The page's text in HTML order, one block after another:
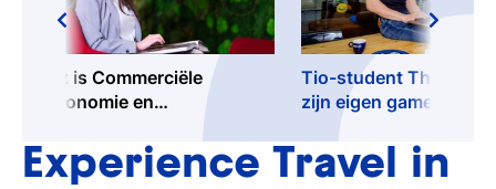
Dit is Commerciële
Economie en
Tio-student Thomas
zijn eigen game bedrijf
FruskyGames
Experience Travel in